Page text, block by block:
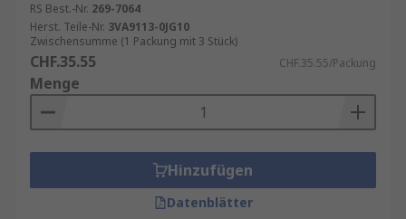
RS Best.-Nr. 269-7064
Herst. Teile-Nr. 3VA9113-0JG10
Zwischensumme (1 Packung mit 3 Stück)
CHF.35.55 CHF.35.55/Packung
Menge
Hinzufügen
Datenblätter